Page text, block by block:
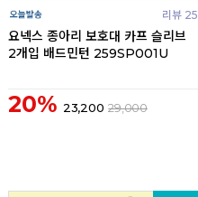
리뷰 25
요넥스 종아리 보호대 카프 슬리브
2개입 배드민턴 259SP001U
20% 23,200 29,000